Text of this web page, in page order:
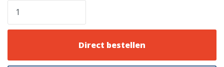
Direct bestellen